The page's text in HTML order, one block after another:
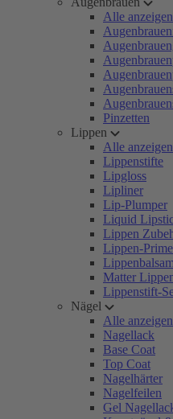
Alle anzeigen
Pinzetten
Lippen
Alle anzeigen
Lippenstifte
Lipgloss
Lipliner
Lip-Plumper
Liquid
Lippen
Lippen-
Lippenbalsam
Matter
Lippenstift-
Nägel
Alle anzeigen
Nagellack
Base Coat
Top Coat
Nagelhärter
Nagelfeilen
Gel